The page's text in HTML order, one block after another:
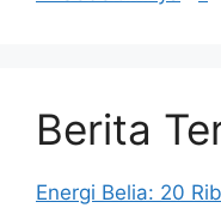
Berita
Energi Belia: 20